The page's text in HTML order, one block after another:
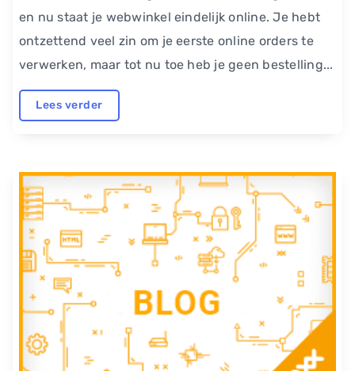
en nu staat je webwinkel eindelijk online. Je hebt
ontzettend veel zin om je eerste online orders te
verwerken, maar tot nu toe heb je geen bestelling...
Lees verder